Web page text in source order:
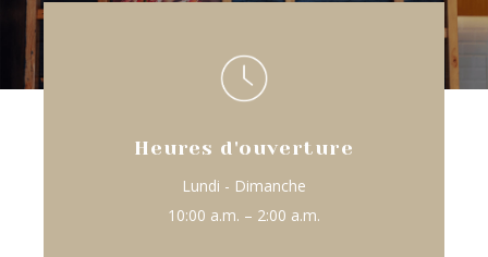
Heures d'ouverture
Lundi - Dimanche
10:00 a.m. – 2:00 a.m.